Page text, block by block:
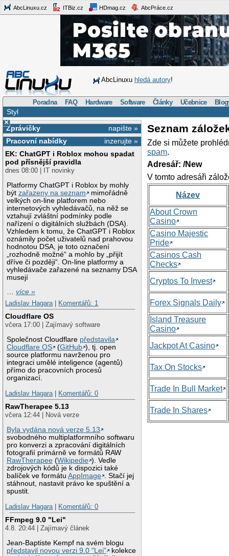
AbcLinuxu.cz ITBiz.cz HDmag.cz AbcPráce.cz
AbcLinuxu hledá autory!
Poradna FAQ Hardware Software Články Učebnice
Styl
×
napište »
Zprávičky
inzerujte »
Pracovní nabídky
EK: ChatGPT i Roblox mohou spadat
pod přísnější pravidla
dnes 08:00 | IT novinky
Platformy ChatGPT i Roblox by mohly
býtzařazeny na seznam
mimořádně
velkých on-line platforem nebo
internetových vyhledávačů, na něž se
vztahují zvláštní podmínky podle
nařízení o digitálních službách (DSA).
Vzhledem k tomu, že ChatGPT i Roblox
oznámily počet uživatelů nad prahovou
hodnotou DSA, je toto označení
„rozhodně možné“ a mohlo by „přijít
dříve či později“. On-line platformy a
vyhledávače zařazené na seznamy DSA
musejí
…více »
Ladislav Hagara
Komentářů: 1
Cloudflare OS
včera 17:00 | Zajímavý software
Společnost Cloudflare představila
Cloudflare OS
(GitHub ), tj. open
source platformu navrženou pro
integraci umělé inteligence (agentů)
přímo do pracovních procesů
organizací.
Ladislav Hagara
Komentářů: 0
RawTherapee 5.13
včera 12:44 | Nová verze
Byla vydána nová verze 5.13
svobodného multiplatformního softwaru
pro konverzi a zpracování digitálních
fotografií primárně ve formátů RAW
RawTherapee (Wikipedie ). Vedle
zdrojových kódů je k dispozici také
balíček ve formátuAppImage . Stačí jej
stáhnout, nastavit právo ke spuštění a
spustit.
Ladislav Hagara
Komentářů: 0
FFmpeg 9.0 "Lei"
4.8. 20:44 | Zajímavý článek
Jean-Baptiste Kempf na svém blogu
představil novou verzi 9.0 "Lei"
kolekce
Seznam
Zde si můžete
spam.
Adresář: /New
V tomto adresáři
Název
About Crown
Casino
Casino Majestic
Pride
Casinos Cash
Checks
Cryptos To Invest
Forex Signals Daily
Island Treasure
Casino
Jackpot At Casino
Tax On Stocks
Trade In Bull Market
Trade In Shares